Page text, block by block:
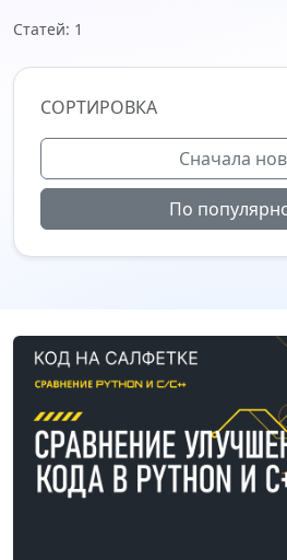
Статей: 1
СОРТИРОВКА
Сначала
По